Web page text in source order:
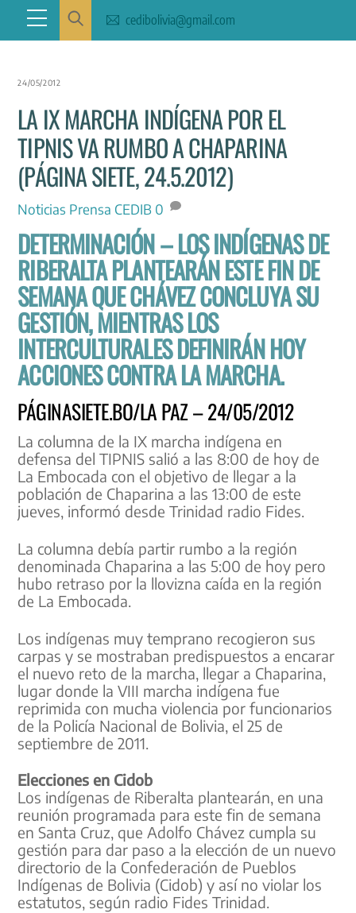
content
Menu cedibolivia@gmail.com
24/05/2012
LA IX MARCHA INDÍGENA POR EL
TIPNIS VA RUMBO A CHAPARINA
(PÁGINA SIETE, 24.5.2012)
Noticias Prensa CEDIB 0
DETERMINACIÓN – LOS INDÍGENAS DE
RIBERALTA PLANTEARÁN ESTE FIN DE
SEMANA QUE CHÁVEZ CONCLUYA SU
GESTIÓN, MIENTRAS LOS
INTERCULTURALES DEFINIRÁN HOY
ACCIONES CONTRA LA MARCHA.
PÁGINASIETE.BO/LA PAZ – 24/05/2012
La columna de la IX marcha indígena en
defensa del TIPNIS salió a las 8:00 de hoy de
La Embocada con el objetivo de llegar a la
población de Chaparina a las 13:00 de este
jueves, informó desde Trinidad radio Fides.
La columna debía partir rumbo a la región
denominada Chaparina a las 5:00 de hoy pero
hubo retraso por la llovizna caída en la región
de La Embocada.
Los indígenas muy temprano recogieron sus
carpas y se mostraban predispuestos a encarar
el nuevo reto de la marcha, llegar a Chaparina,
lugar donde la VIII marcha indígena fue
reprimida con mucha violencia por funcionarios
de la Policía Nacional de Bolivia, el 25 de
septiembre de 2011.
Elecciones en Cidob
Los indígenas de Riberalta plantearán, en una
reunión programada para este fin de semana
en Santa Cruz, que Adolfo Chávez cumpla su
gestión para dar paso a la elección de un nuevo
directorio de la Confederación de Pueblos
Indígenas de Bolivia (Cidob) y así no violar los
estatutos, según radio Fides Trinidad.